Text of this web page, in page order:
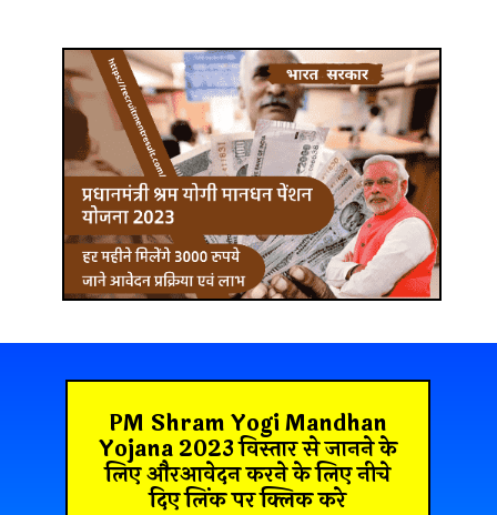
PM Shram Yogi Mandhan
Yojana 2023विस्तार से जानने के
लिए औरआवेदन करने के लिए नीचे
दिए लिंक पर क्लिक करे